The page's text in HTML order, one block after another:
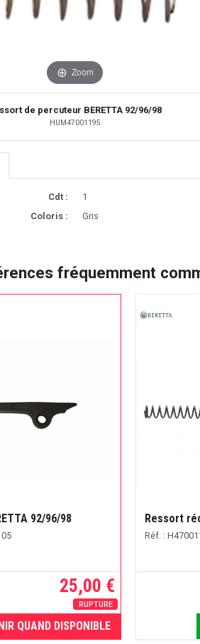
Zoom
de percuteur BERETTA 92/96/98
HUM47001195
Cdt :
1
Coloris :
Gris
fréquemment
92/96/98
25,00 €
RUPTURE
QUAND DISPONIBLE
Ressort
Réf. :